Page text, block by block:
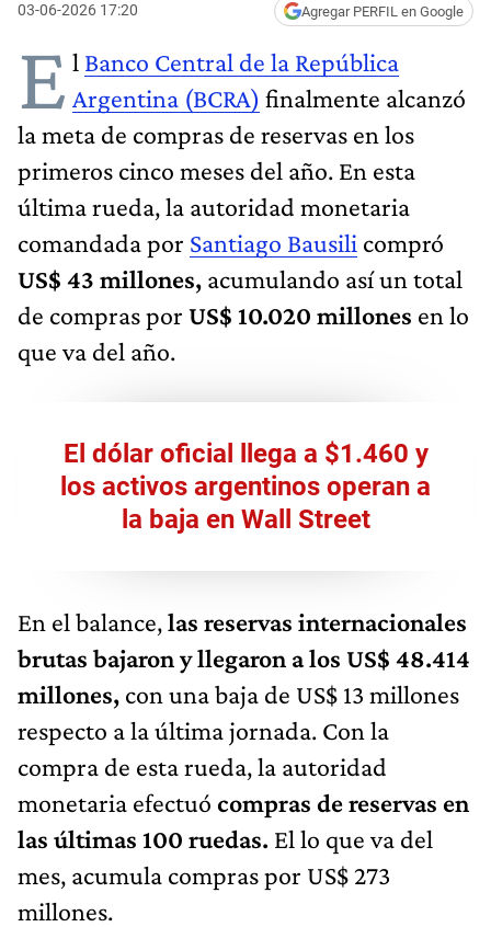
03-06-2026 17:20 Agregar PERFIL en Google
E l Banco Central de la República
Argentina (BCRA) finalmente alcanzó
la meta de compras de reservas en los
primeros cinco meses del año. En esta
última rueda, la autoridad monetaria
comandada por Santiago Bausili compró
US$ 43 millones, acumulando así un total
de compras por US$ 10.020 millones en lo
que va del año.
El dólar oficial llega a $1.460 y
los activos argentinos operan a
la baja en Wall Street
En el balance,las reservas internacionales
brutas bajaron y llegaron a los US$ 48.414
millones, con una baja de US$ 13 millones
respecto a la última jornada. Con la
compra de esta rueda, la autoridad
monetaria efectuó compras de reservas en
las últimas 100 ruedas. El lo que va del
mes, acumula compras por US$ 273
millones.